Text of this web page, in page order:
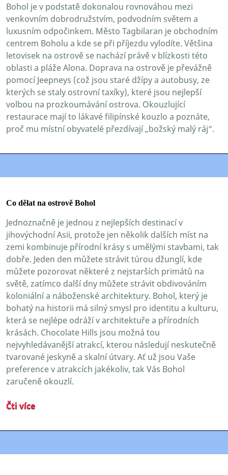
Bohol je v podstatě dokonalou rovnováhou mezi
venkovním dobrodružstvím, podvodním světem a
luxusním odpočinkem. Město Tagbilaran je obchodním
centrem Boholu a kde se při příjezdu vylodíte. Většina
letovisek na ostrově se nachází právě v blízkosti této
oblasti a pláže Alona. Doprava na ostrově je převážně
pomocí Jeepneys (což jsou staré džípy a autobusy, ze
kterých se staly ostrovní taxíky), které jsou nejlepší
volbou na prozkoumávání ostrova. Okouzlující
restaurace mají to lákavé filipínské kouzlo a poznáte,
proč mu místní obyvatelé přezdívají „božský malý ráj“.
Co dělat na ostrově Bohol
Jednoznačně je jednou z nejlepších destinací v
jihovýchodní Asii, protože jen několik dalších míst na
zemi kombinuje přírodní krásy s umělými stavbami, tak
dobře. Jeden den můžete strávit túrou džunglí, kde
můžete pozorovat některé z nejstarších primátů na
světě, zatímco další dny můžete strávit obdivováním
koloniální a náboženské architektury. Bohol, který je
bohatý na historii má silný smysl pro identitu a kulturu,
která se nejlépe odráží v architektuře a přírodních
krásách. Chocolate Hills jsou možná tou
nejvyhledávanější atrakcí, kterou následují neskutečně
tvarované jeskyně a skalní útvary. Ať už jsou Vaše
preference v atrakcích jakékoliv, tak Vás Bohol
zaručeně okouzlí.
Čti více